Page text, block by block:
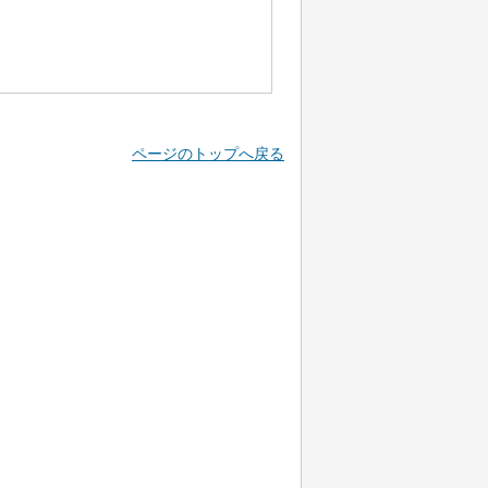
ページのトップへ戻る